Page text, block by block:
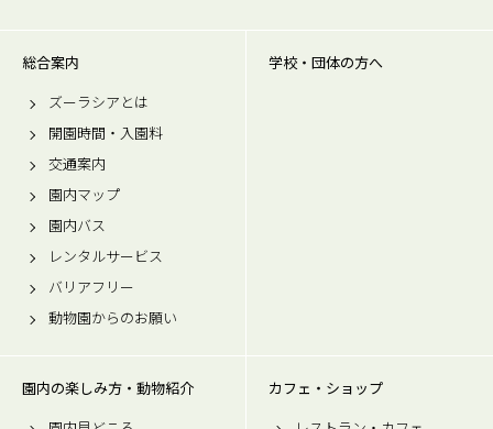
総合案内
ズーラシアとは
開園時間・入園料
交通案内
園内マップ
園内バス
レンタルサービス
バリアフリー
動物園からのお願い
学校・団体の方へ
園内の楽しみ方・動物紹介
カフェ・ショップ